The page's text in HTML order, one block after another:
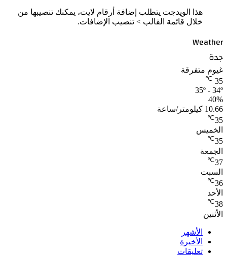
هذا الويدجت يتطلب إضافة أرقام لايت، يمكنك تنصيبها من
خلال قائمة القالب > تنصيب الإضافات.
Weather
جدة
غيوم متفرقة
35
℃
35º - 34º
40%
10.66 كيلومتر/ساعة
35
℃
الخميس
35
℃
الجمعة
37
℃
السبت
36
℃
الأحد
38
℃
الأثنين
الأشهر
الأخيرة
تعليقات